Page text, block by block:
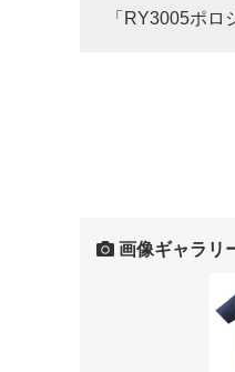
「RY3005ポ
画像ギャラ